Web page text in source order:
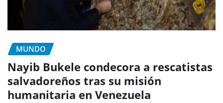
MUNDO
Nayib Bukele condecora a rescatistas
salvadoreños tras su misión
humanitaria en Venezuela